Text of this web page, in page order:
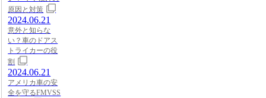
原因と対策
2024.06.21
意外と知らな
い？車のドアス
トライカーの役
割
2024.06.21
アメリカ車の安
全を守るFMVSS